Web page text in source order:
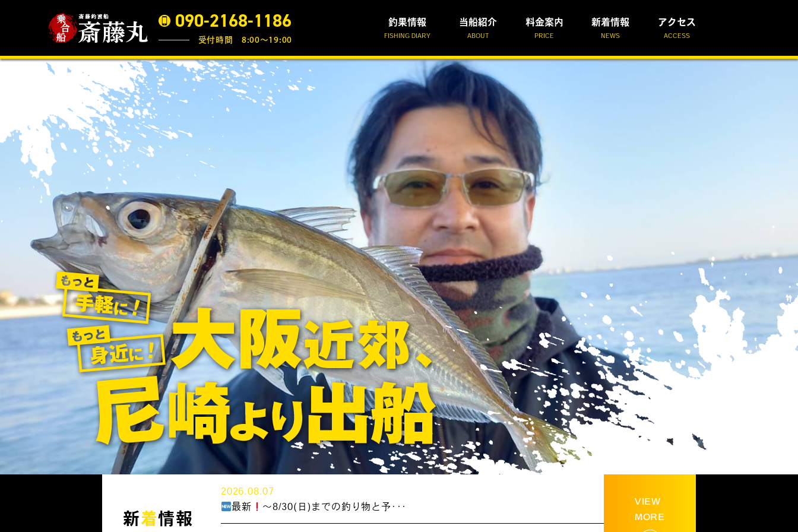
090-2168-1186
受付時間 8:00〜19:00
釣果情報
FISHING DIARY
当船紹介
ABOUT
料金案内
PRICE
新着情報
NEWS
アクセス
ACCESS
新着情報
2026.08.07
最新
～8/30(日)までの釣り物と予･･･
VIEW
MORE